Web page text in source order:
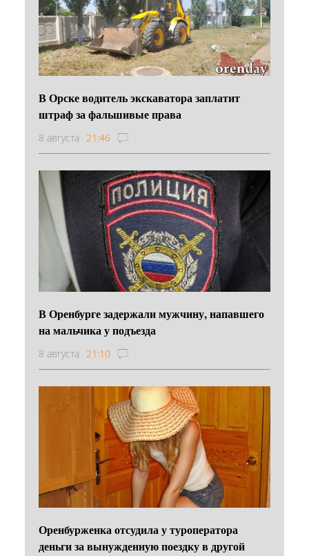
В Орске водитель экскаватора заплатит
штраф за фальшивые права
8 августа 21:46
В Оренбурге задержали мужчину, напавшего
на мальчика у подъезда
8 августа 21:10
Оренбурженка отсудила у туроператора
деньги за вынужденную поездку в другой